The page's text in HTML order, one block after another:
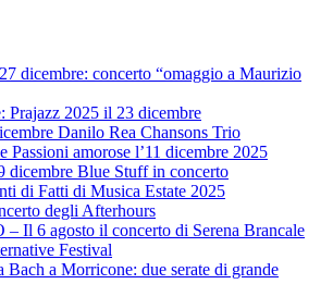
dicembre: concerto “omaggio a Maurizio
Prajazz 2025 il 23 dicembre
Danilo Rea Chansons Trio
Passioni amorose l’11 dicembre 2025
dicembre Blue Stuff in concerto
di Fatti di Musica Estate 2025
degli Afterhours
Il 6 agosto il concerto di Serena Brancale
Festival
a Morricone: due serate di grande